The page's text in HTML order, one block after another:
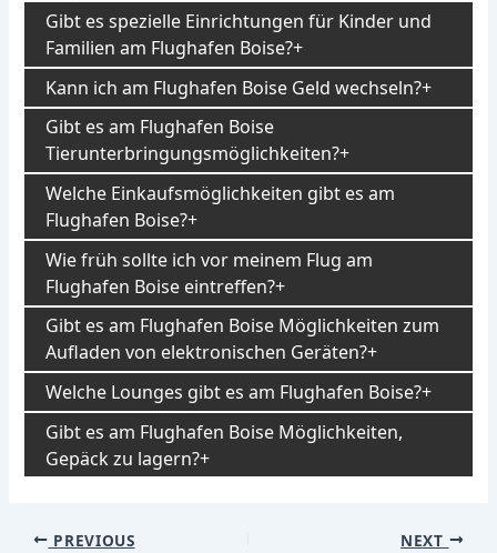
Gibt es spezielle Einrichtungen für Kinder und
Familien am Flughafen Boise?
Kann ich am Flughafen Boise Geld wechseln?
Gibt es am Flughafen Boise
Tierunterbringungsmöglichkeiten?
Welche Einkaufsmöglichkeiten gibt es am
Flughafen Boise?
Wie früh sollte ich vor meinem Flug am
Flughafen Boise eintreffen?
Gibt es am Flughafen Boise Möglichkeiten zum
Aufladen von elektronischen Geräten?
Welche Lounges gibt es am Flughafen Boise?
Gibt es am Flughafen Boise Möglichkeiten,
Gepäck zu lagern?
Post
PREVIOUS NEXT